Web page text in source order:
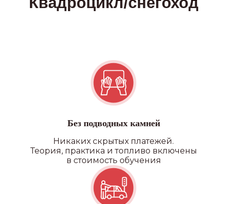
Без подводных камней
Никаких скрытых платежей.
Теория, практика и топливо включены
в стоимость обучения
ПОДРОБНЕЕ О ФИЛИАЛАХ
УДОБНОЕ РАСПОЛОЖЕНИЕ
Наши преимущества